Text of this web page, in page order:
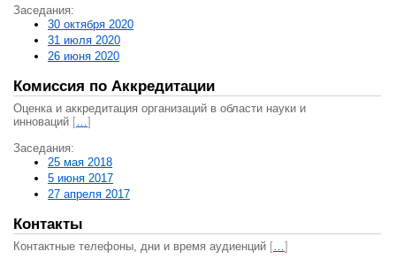
Заседания:
30 октября 2020
31 июля 2020
26 июня 2020
Комиссия по Аккредитации
Оценка и аккредитация организаций в области науки и
инноваций […]
Заседания:
25 мая 2018
5 июня 2017
27 апреля 2017
Контакты
Контактные телефоны, дни и время аудиенций […]